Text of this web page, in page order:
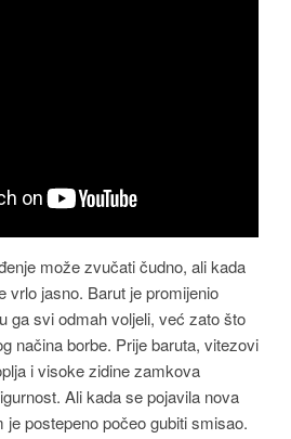
može zvučati čudno, ali kada
vrlo jasno. Barut je promijenio
ga svi odmah voljeli, već zato što
načina borbe. Prije baruta, vitezovi
i visoke zidine zamkova
Ali kada se pojavila nova
je postepeno počeo gubiti smisao.